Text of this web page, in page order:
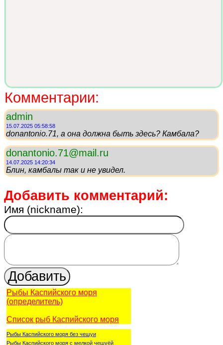
Комментарии:
admin
15.07.2025 05:58:58
donantonio.71, а она должна быть здесь? Камбала?
donantonio.71@mail.ru
14.07.2025 14:20:34
Блин, камбалы так и не увидел.
Добавить комментарий:
Имя (nickname):
Рыбы Каспийского моря
(определитель)
Список рыб Каспийского моря
Рыбы Каспийского моря без чешуи
Рыбы Каспийского моря с мелкой чешуёй